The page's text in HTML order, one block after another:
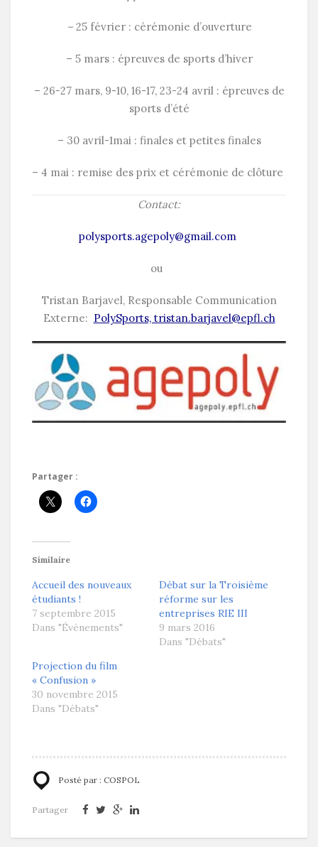
–25 février : cérémonie d’ouverture
– 5 mars : épreuves de sports d’hiver
– 26-27 mars, 9-10, 16-17, 23-24 avril : épreuves de
sports d’été
– 30 avril-1mai : finales et petites finales
– 4 mai : remise des prix et cérémonie de clôture
Contact:
polysports.agepoly@gmail.com
ou
Tristan Barjavel, Responsable Communication
Externe: PolySports, tristan.barjavel@epfl.ch
Partager :
Similaire
Accueil des nouveaux
étudiants !
7 septembre 2015
Dans "Évènements"
Débat sur la Troisième
réforme sur les
entreprises RIE III
9 mars 2016
Dans "Débats"
Projection du film
« Confusion »
30 novembre 2015
Dans "Débats"
Posté par : COSPOL
Partager